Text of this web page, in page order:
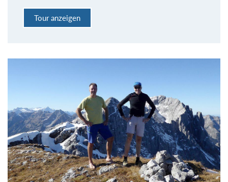
Tour anzeigen